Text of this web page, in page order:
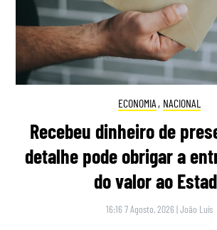
ECONOMIA , NACIONAL
Recebeu dinheiro de
detalhe pode obrigar a
do valor ao
16:16 7 Agosto, 2026 |João Luís